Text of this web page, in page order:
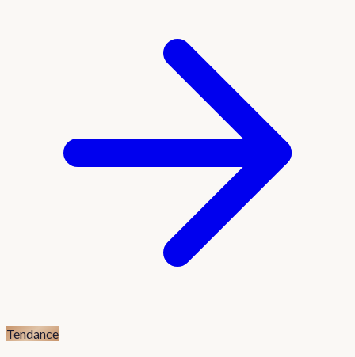
Tendance